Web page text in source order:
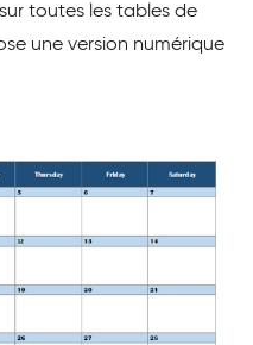
toutes les tables de
une version numérique